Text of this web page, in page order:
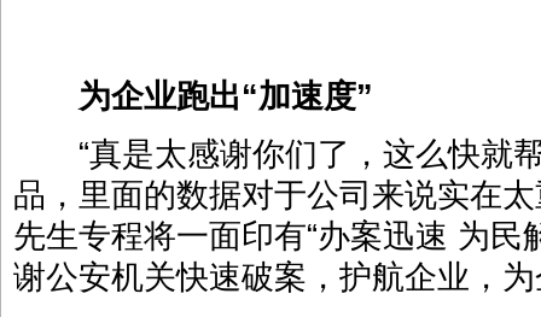
为企业跑出“加速度”
“真是太感谢你们了，这么快就
品，里面的数据对于公司来说实在
先生专程将一面印有“办案迅速 为民
谢公安机关快速破案，护航企业，